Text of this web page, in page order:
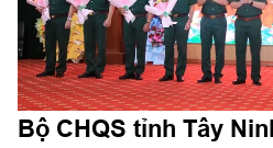
Bộ CHQS tỉnh Tây